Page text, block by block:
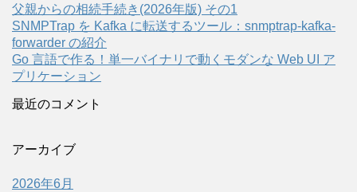
父親からの相続手続き(2026年版) その1
SNMPTrap を Kafka に転送するツール：snmptrap-kafka-
forwarder の紹介
Go 言語で作る！単一バイナリで動くモダンな Web UI ア
プリケーション
最近のコメント
アーカイブ
2026年6月